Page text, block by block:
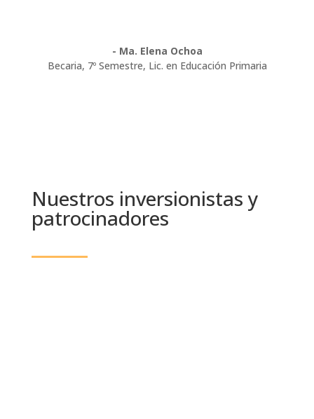
- Ma. Elena Ochoa
Becaria, 7º Semestre, Lic. en Educación Primaria
Nuestros inversionistas y
patrocinadores